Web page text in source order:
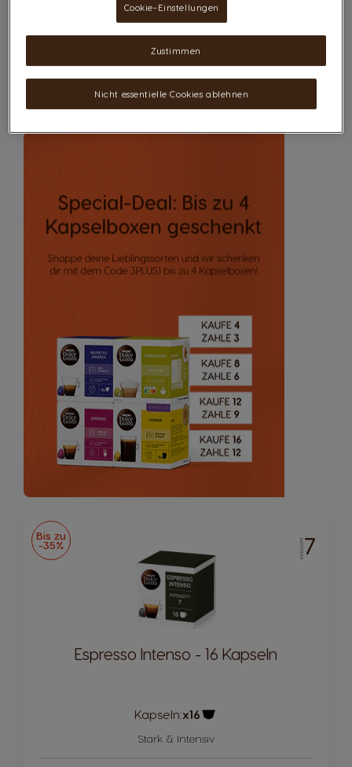
6,29 €
Rabatt wird im Warenkorb angewendet
Abnahme
Menge
Zunahme
Bis zu
-35% INTENSITÄT7
Espresso Intenso - 16 Kapseln
Kapseln:x16
Stark & Intensiv
Cookie-Einstellungen
Nicht essentielle Cookies ablehnen
Zustimmen